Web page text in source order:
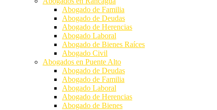
Abogado de Familia
Abogado de Deudas
Abogado de Herencias
Abogado Laboral
Abogado de Bienes Raíces
Abogado Civil
Abogados en Puente Alto
Abogado de Deudas
Abogado de Familia
Abogado Laboral
Abogado de Herencias
Abogado de Bienes